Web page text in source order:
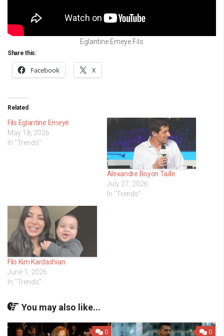
Eglantine Emeye Fils
Share this:
Facebook X
Related
Fils Eglantine Emeyé
May 18, 2026
In "Trends"
Alexandre Boyon Taille
July 27, 2026
In "Trends"
Fils Kim Kardashian
June 1, 2026
In "Trends"
You may also like...
0 0